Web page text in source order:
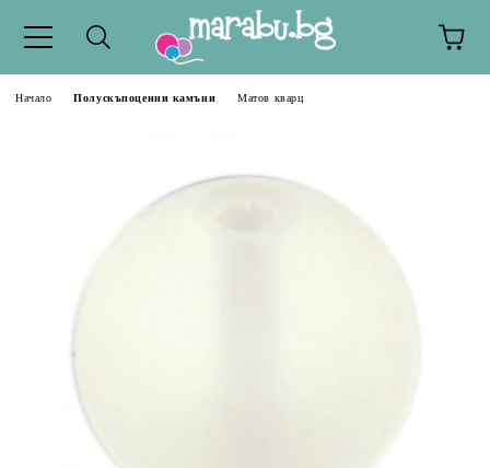
Начало Полускъпоценни камъни Матов кварц